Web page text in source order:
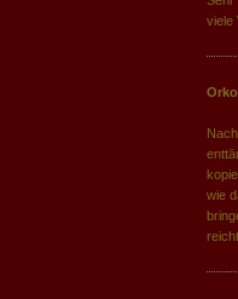
viele
wie